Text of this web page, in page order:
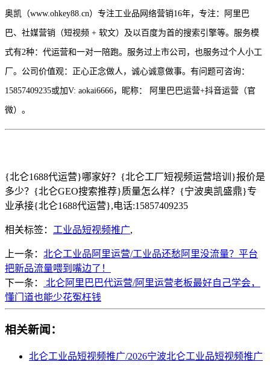
奥凯（www.ohkey88.cn）专注工业品网络营销16年，专注：阿里巴
巴、社媒营销（短视频 + 软文）及以百度为首的搜索引擎等。服务模
式有2种：代运营和一对一陪跑。服务过上市公司，也服务过个人小工
厂。公司价值观：正心正念做人，诚心诚意做事。有问题可咨询：
15857409235或加V: aokai6666，昵称： 阿里巴巴运营+抖音运营（官
微）。
{北仑1688代运营}哪家好？{北仑工厂短视频运营培训}报价是
多少？{北仑GEO搜索推荐}质量怎么样？{宁波奥凯盛鼎}专
业承接{北仑1688代运营},电话:15857409235
相关标签： 工业品短视频推广,
上一条： 北仑工业品阿里运营/工业品还愁阿里没流量？平台
把新品流量喂到嘴边了！
下一条：
北仑阿里巴巴代运营/阿里运营老板最好自己学会，
懂门道也能少花冤枉钱
相关新闻：
北仑工业品短视频推广/2026宁波北仑工业品短视频推广